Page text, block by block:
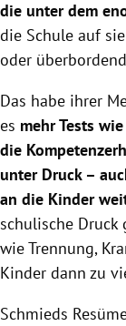
die unter dem
die Schule auf
oder
Das habe ihrer
es mehr Tests
die
unter Druck –
an die Kinder
schulische
wie Trennung,
Kinder dann zu
Schmieds